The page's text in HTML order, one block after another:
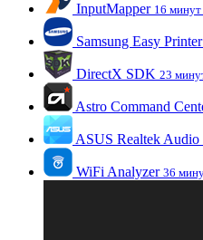
InputMapper 16 минут
Samsung Easy
DirectX SDK 23
Astro Command
ASUS Realtek
WiFi Analyzer 36